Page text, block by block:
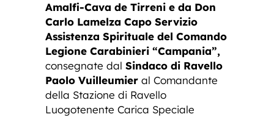
Amalfi-Cava de Tirreni e da Don
Carlo Lamelza Capo Servizio
Assistenza Spirituale del Comando
Legione Carabinieri “Campania”,
consegnate dal Sindaco di Ravello
Paolo Vuilleumier al Comandante
della Stazione di Ravello
Luogotenente Carica Speciale